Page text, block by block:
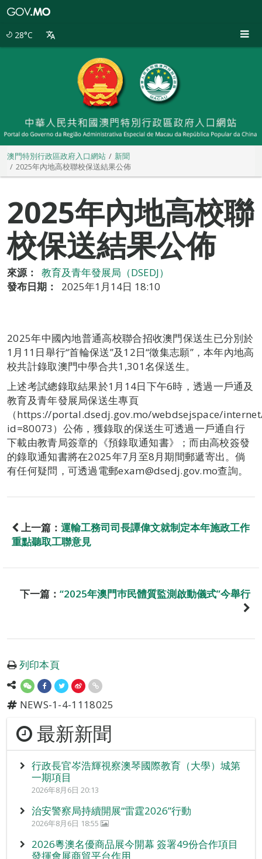
28°C
澳門特別行政區政府入口網站
新聞
2025年內地高校聯校保送結果公佈
2025年內地高校聯
校保送結果公佈
來源：
教育及青年發展局（DSEDJ）
發布日期：
2025年1月14日 18:10
2025年中國內地普通高校聯合招收澳門保送生已分別於
1月11日舉行“首輪保送”及12日“徵集志願”，本年內地高
校共計錄取澳門中學合共1,301名保送生。
上述考試總錄取結果於1月14日下午6時，透過一戶通及
教育及青年發展局保送生專頁
（https://portal.dsedj.gov.mo/webdsejspace/
id=80073）公佈，獲錄取的保送生可透過一戶通自行
下載由教青局簽章的《預錄取通知書》；而由高校簽發
的錄取通知書將在2025年7月至8月期間郵遞寄出。倘
有任何疑問，可透過電郵exam@dsedj.gov.mo查詢。
上一篇： 運輸工務司司長譚偉文就制定本年施政工作
重點聽取工聯意見
下一篇： “2025年澳門巿民體質監測啟動儀式”今舉行
列印本頁
NEWS-1-4-1118025
最新新聞
行政長官岑浩輝視察澳琴國際教育（大學）城第
一期項目
2026年8月6日 20:13
治安警察局持續開展“雷霆2026”行動
2026年8月6日 18:55
2026粵澳名優商品展今開幕 簽署49份合作項目
發揮會展商貿平台作用